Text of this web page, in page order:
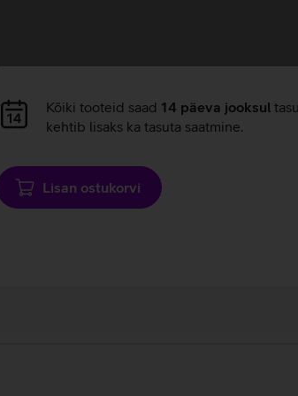
Andmete
laadimine
Kõiki tooteid saad 14 päeva jooksul
kehtib lisaks ka tasuta saatmine.
Lisan ostukorvi